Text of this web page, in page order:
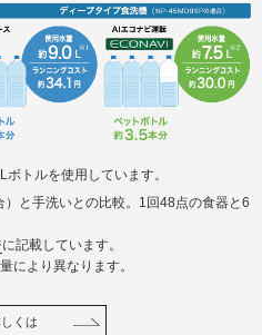
トルを使用しています。
と手洗いとの比較。1回48点の食器と6
に記載しています。
により異なります。
くは